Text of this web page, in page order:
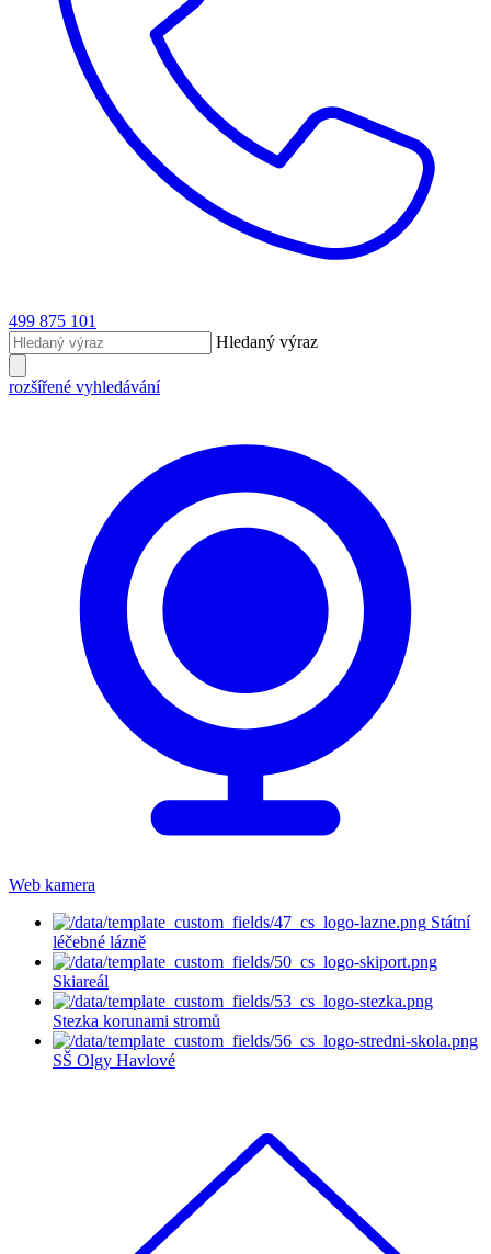
499 875 101
Hledaný výraz
rozšířené vyhledávání
Web kamera
Státní
léčebné lázně
Skiareál
Stezka korunami stromů
SŠ Olgy Havlové